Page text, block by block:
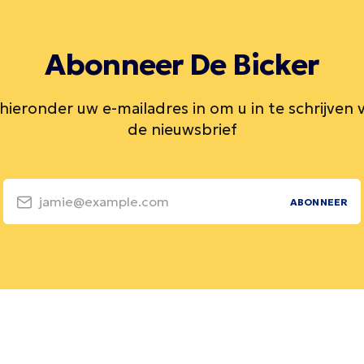
Abonneer De Bicker
uw e-mailadres in om u in te schrijven
de nieuwsbrief
jamie@example.com ABONNEER